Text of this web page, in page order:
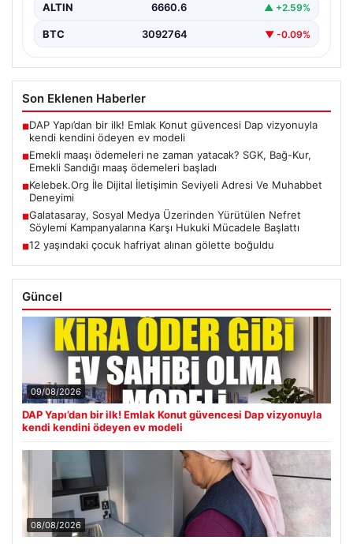
ALTIN 6660.6 ▲ +2.59%
BTC 3092764 ▼ -0.09%
Son Eklenen Haberler
■DAP Yapı’dan bir ilk! Emlak Konut güvencesi Dap vizyonuyla
kendi kendini ödeyen ev modeli
■Emekli maaşı ödemeleri ne zaman yatacak? SGK, Bağ-Kur,
Emekli Sandığı maaş ödemeleri başladı
■Kelebek.Org İle Dijital İletişimin Seviyeli Adresi Ve Muhabbet
Deneyimi
■Galatasaray, Sosyal Medya Üzerinden Yürütülen Nefret
Söylemi Kampanyalarına Karşı Hukuki Mücadele Başlattı
■12 yaşındaki çocuk hafriyat alınan gölette boğuldu
Güncel
09/08/2026
DAP Yapı’dan bir ilk! Emlak Konut güvencesi Dap vizyonuyla
kendi kendini ödeyen ev modeli
08/08/2026